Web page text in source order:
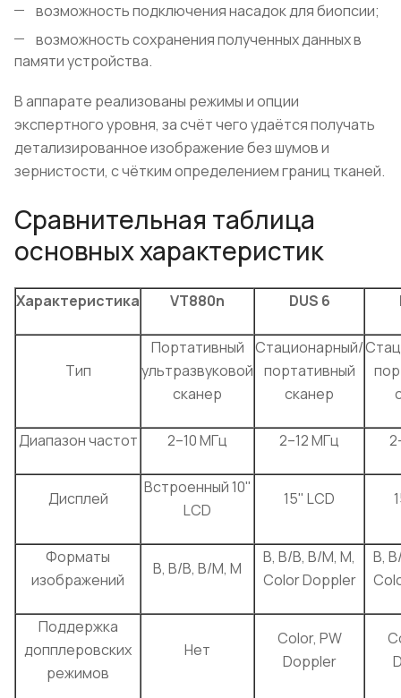
возможность подключения насадок для биопсии;
возможность сохранения полученных данных в
памяти устройства.
В аппарате реализованы режимы и опции
экспертного уровня, за счёт чего удаётся получать
детализированное изображение без шумов и
зернистости, с чётким определением границ тканей.
Сравнительная таблица
основных характеристик
Характеристика VT880n DUS 6
Тип
Портативный
ультразвуковой
сканер
Стационарный/
портативный
сканер
Диапазон частот 2–10 МГц 2–12 МГц
Дисплей
Встроенный 10"
LCD
15" LCD
Форматы
изображений
B, B/B, B/M, M
B, B/B, B/M, M,
Color Doppler
B,
Поддержка
допплеровских
режимов
Нет
Color, PW
Doppler